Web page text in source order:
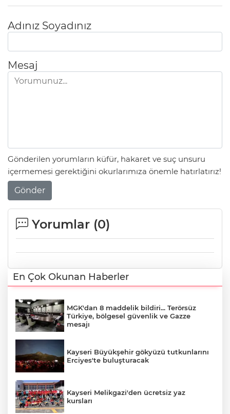
Adınız Soyadınız
Mesaj
Gönderilen yorumların küfür, hakaret ve suç unsuru
içermemesi gerektiğini okurlarımıza önemle hatırlatırız!
Gönder
Yorumlar (0)
En Çok Okunan Haberler
MGK'dan 8 maddelik bildiri... Terörsüz
Türkiye, bölgesel güvenlik ve Gazze
mesajı
Kayseri Büyükşehir gökyüzü tutkunlarını
Erciyes'te buluşturacak
Kayseri Melikgazi'den ücretsiz yaz
kursları